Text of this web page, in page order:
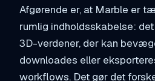
Afgørende er, at Marble er
rumlig indholdsskabelse:
3D-verdener, der kan
downloades eller
workflows. Det gør det